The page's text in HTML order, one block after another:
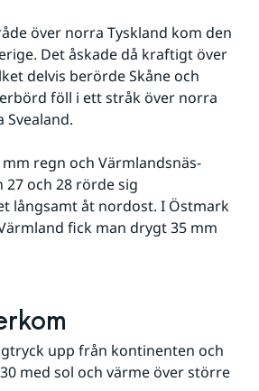
över norra Tyskland kom den
Det åskade då kraftigt över
delvis berörde Skåne och
föll i ett stråk över norra
Svealand.
regn och Värmlandsnäs-
27 och 28 rörde sig
långsamt åt nordost. I Östmark
fick man drygt 35 mm
upp från kontinenten och
med sol och värme över större